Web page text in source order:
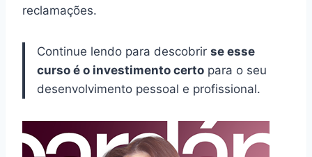
reclamações.
Continue lendo para descobrir se esse
curso é o investimento certo para o seu
desenvolvimento pessoal e profissional.